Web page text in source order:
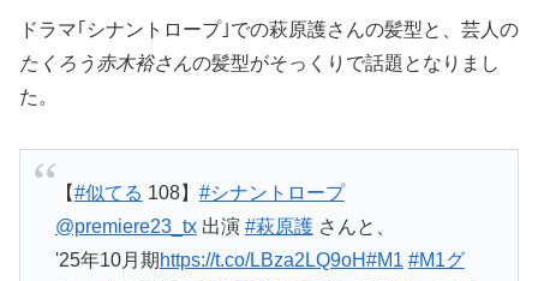
ドラマ｢シナントロープ｣での萩原護さんの髪型と、芸人の
たくろう赤木裕さんの髪型がそっくりで話題となりまし
た。
【#似てる 108】 #シナントロープ
@premiere23_tx出演 #萩原護さんと、
'25年10月期 https://t.co/LBza2LQ9oH#M1 #M1グ